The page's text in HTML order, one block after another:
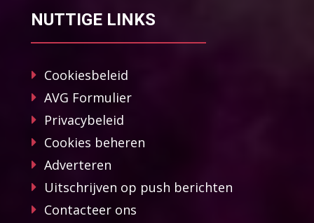
NUTTIGE LINKS
Cookiesbeleid
AVG Formulier
Privacybeleid
Cookies beheren
Adverteren
Uitschrijven op push berichten
Contacteer ons